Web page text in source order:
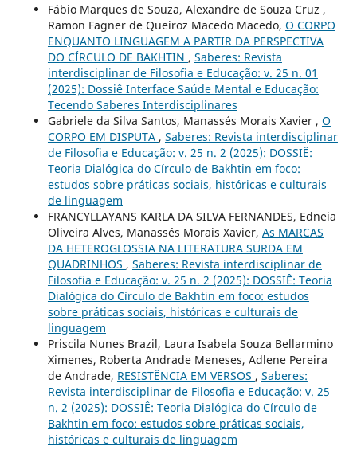
Fábio Marques de Souza, Alexandre de Souza Cruz ,
Ramon Fagner de Queiroz Macedo Macedo, O CORPO
ENQUANTO LINGUAGEM A PARTIR DA PERSPECTIVA
DO CÍRCULO DE BAKHTIN , Saberes: Revista
interdisciplinar de Filosofia e Educação: v. 25 n. 01
(2025): Dossiê Interface Saúde Mental e Educação:
Tecendo Saberes Interdisciplinares
Gabriele da Silva Santos, Manassés Morais Xavier , O
CORPO EM DISPUTA , Saberes: Revista interdisciplinar
de Filosofia e Educação: v. 25 n. 2 (2025): DOSSIÊ:
Teoria Dialógica do Círculo de Bakhtin em foco:
estudos sobre práticas sociais, históricas e culturais
de linguagem
FRANCYLLAYANS KARLA DA SILVA FERNANDES, Edneia
Oliveira Alves, Manassés Morais Xavier, As MARCAS
DA HETEROGLOSSIA NA LITERATURA SURDA EM
QUADRINHOS , Saberes: Revista interdisciplinar de
Filosofia e Educação: v. 25 n. 2 (2025): DOSSIÊ: Teoria
Dialógica do Círculo de Bakhtin em foco: estudos
sobre práticas sociais, históricas e culturais de
linguagem
Priscila Nunes Brazil, Laura Isabela Souza Bellarmino
Ximenes, Roberta Andrade Meneses, Adlene Pereira
de Andrade, RESISTÊNCIA EM VERSOS , Saberes:
Revista interdisciplinar de Filosofia e Educação: v. 25
n. 2 (2025): DOSSIÊ: Teoria Dialógica do Círculo de
Bakhtin em foco: estudos sobre práticas sociais,
históricas e culturais de linguagem